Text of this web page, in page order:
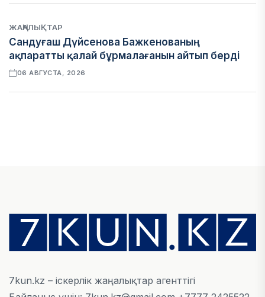
ЖАҢАЛЫҚТАР
Сандуғаш Дүйсенова Бажкенованың
ақпаратты қалай бұрмалағанын айтып берді
06 АВГУСТА, 2026
Алматы қалалық МКД мүлікті сатудан
алынатын салық туралы сұрақтарға жауап
берді
7kun.kz – іскерлік жаңалықтар агенттігі